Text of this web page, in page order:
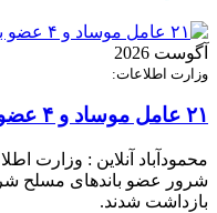
آگوست 2026
وزارت اطلاعات:
۲۱ عامل موساد و ۴ عضو باند‌های مسلح بازداشت شدند
شرور عضو باند‌های مسلح
بازداشت شدند.